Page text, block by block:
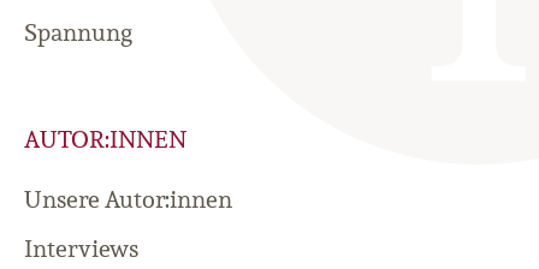
Spannung
AUTOR:INNEN
Unsere Autor:innen
Interviews